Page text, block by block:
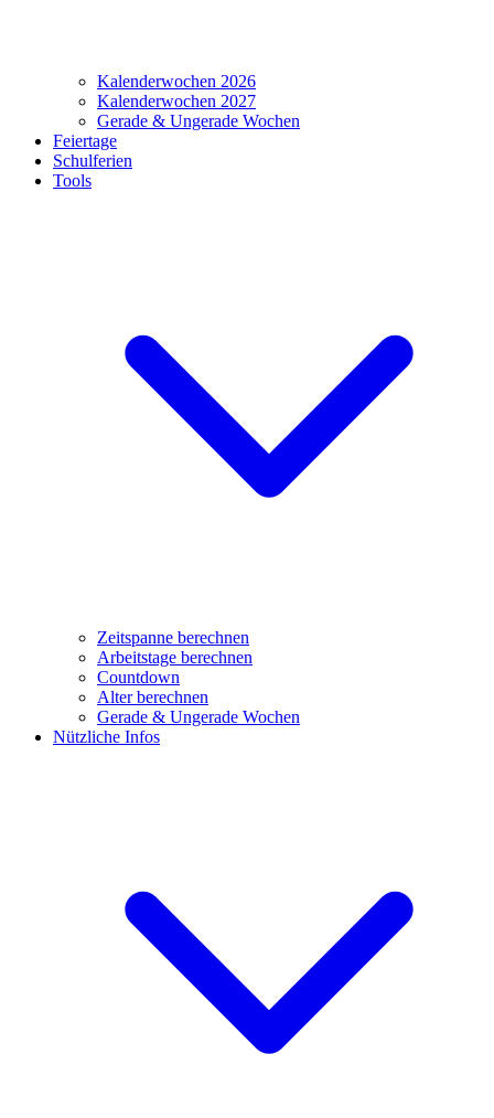
Kalenderwochen 2026
Kalenderwochen 2027
Gerade & Ungerade Wochen
Feiertage
Schulferien
Tools
Zeitspanne berechnen
Arbeitstage berechnen
Countdown
Alter berechnen
Gerade & Ungerade Wochen
Nützliche Infos